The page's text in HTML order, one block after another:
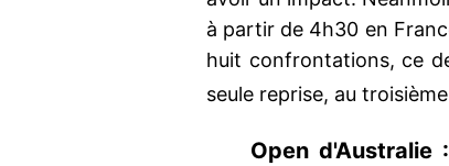
à partir de 4h30 en
huit confrontations, ce
seule reprise, au
Open d'Australie